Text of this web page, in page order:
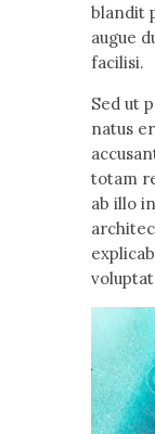
blandit
augue
facilisi.
Sed ut
natus
totam
ab illo